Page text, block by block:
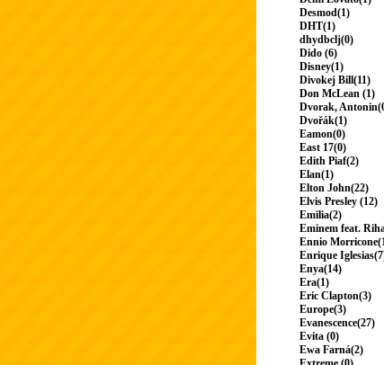
Desmod(1)
DHT(1)
dhydbclj(0)
Dido (6)
Disney(1)
Divokej Bill(11)
Don McLean (1)
Dvorak,
Dvořák(1)
Eamon(0)
East 17(0)
Edith Piaf(2)
Elan(1)
Elton John(22)
Elvis Presley (12)
Emilia(2)
Eminem feat.
Ennio
Enrique
Enya(14)
Era(1)
Eric Clapton(3)
Europe(3)
Evanescence(27)
Evita (0)
Ewa Farná(2)